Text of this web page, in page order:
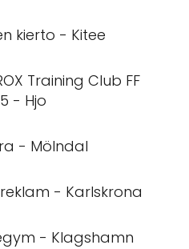
kierto - Kitee
Training Club FF
- Hjo
- Mölndal
- Karlskrona
- Klagshamn